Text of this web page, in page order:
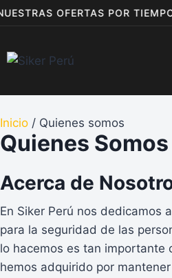
OFERTAS POR
Inicio / Quienes somos
Quienes Somos
Acerca de
En Siker Perú nos dedicamos
para la seguridad de las
lo hacemos es tan importante
hemos adquirido por